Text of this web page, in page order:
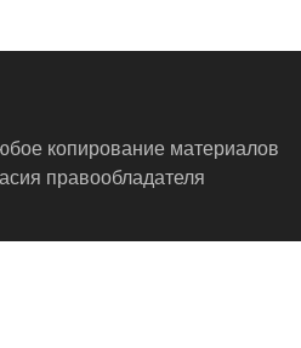
копирование материалов
правообладателя